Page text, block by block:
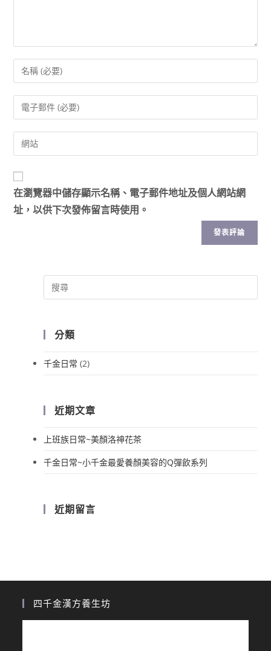
在瀏覽器中儲存顯示名稱、電子郵件地址及個人網站網
址，以供下次發佈留言時使用。
分類
千金日常 (2)
近期文章
上班族日常~美顏洛神花茶
千金日常~小千金最愛養顏美容的Q彈飲系列
近期留言
四千金漢方養生坊